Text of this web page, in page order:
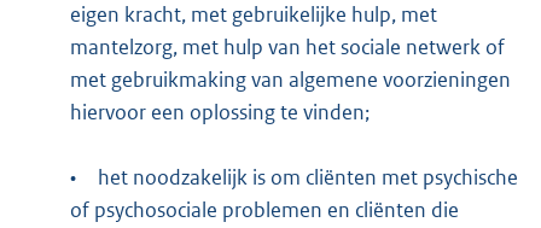
eigen kracht, met gebruikelijke hulp, met
mantelzorg, met hulp van het sociale netwerk of
met gebruikmaking van algemene voorzieningen
hiervoor een oplossing te vinden;
•
het noodzakelijk is om cliënten met psychische
of psychosociale problemen en cliënten die